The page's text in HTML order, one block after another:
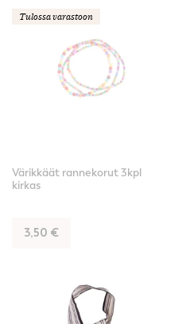
Tulossa varastoon
Värikkäät rannekorut 3kpl
kirkas
3,50 €